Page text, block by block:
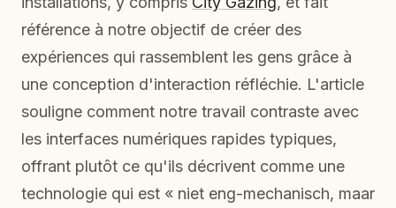
référence à notre objectif de créer des
expériences qui rassemblent les gens grâce à
une conception d'interaction réfléchie. L'article
souligne comment notre travail contraste avec
les interfaces numériques rapides typiques,
offrant plutôt ce qu'ils décrivent comme une
technologie qui est « niet eng-mechanisch, maar